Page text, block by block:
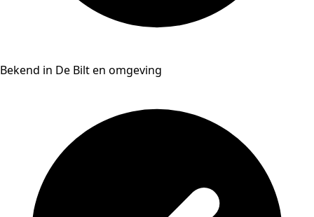
Bekend in De Bilt en omgeving